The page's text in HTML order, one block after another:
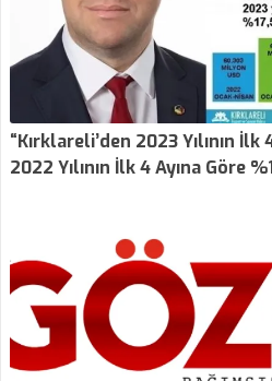
“Kırklareli’den 2023 Yılının
2022 Yılının İlk 4 Ayına Göre